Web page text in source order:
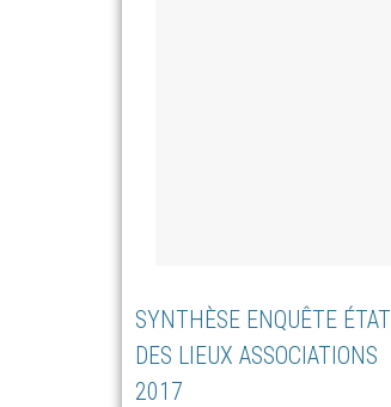
SYNTHÈSE ENQUÊTE ÉTAT
DES LIEUX ASSOCIATIONS
2017